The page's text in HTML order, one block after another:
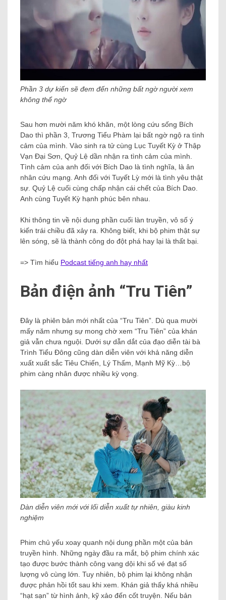
Phần 3 dự kiến sẽ đem đến những bất ngờ người xem
không thể ngờ
Sau hơn mười năm khó khăn, một lòng cứu sống Bích
Dao thì phần 3, Trương Tiểu Phàm lại bất ngờ ngộ ra tình
cảm của mình. Vào sinh ra tử cùng Lục Tuyết Kỳ ở Thập
Vạn Đại Sơn, Quỷ Lệ dần nhận ra tình cảm của mình.
Tình cảm của anh đối với Bích Dao là tình nghĩa, là ân
nhân cứu mạng. Anh đối với Tuyết Lỳ mới là tình yêu thật
sự. Quỷ Lệ cuối cùng chấp nhận cái chết của Bích Dao.
Anh cùng Tuyết Kỳ hạnh phúc bên nhau.
Khi thông tin về nội dung phần cuối làn truyền, vô số ý
kiến trái chiều đã xảy ra. Không biết, khi bộ phim thật sự
lên sóng, sẽ là thành công do đột phá hay lại là thất bại.
=> Tìm hiểu Podcast tiếng anh hay nhất
Bản điện ảnh “Tru Tiên”
Đây là phiên bản mới nhất của “Tru Tiên”. Dù qua mười
mấy năm nhưng sự mong chờ xem “Tru Tiên” của khán
giả vẫn chưa nguội. Dưới sự dẫn dắt của đạo diễn tài bà
Trình Tiểu Đông cũng dàn diễn viên với khả năng diễn
xuất xuất sắc Tiêu Chiến, Lý Thấm, Mạnh Mỹ Kỳ…bộ
phim càng nhân được nhiều kỳ vọng.
Dàn diễn viên mới với lối diễn xuất tự nhiên, giàu kinh
nghiệm
Phim chủ yếu xoay quanh nội dung phần một của bản
truyền hình. Những ngày đầu ra mắt, bộ phim chính xác
tạo được bước thành công vang dội khi số vé đạt số
lượng vô cùng lớn. Tuy nhiên, bộ phim lại không nhận
được phản hồi tốt sau khi xem. Khán giả thấy khá nhiều
“hạt sạn” từ hình ảnh, kỹ xảo đến cốt truyện. Nếu bản